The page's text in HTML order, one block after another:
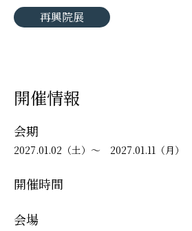
再興院展
開催情報
会期
2027.01.02（土）～ 2027.01.11（月）
開催時間
会場